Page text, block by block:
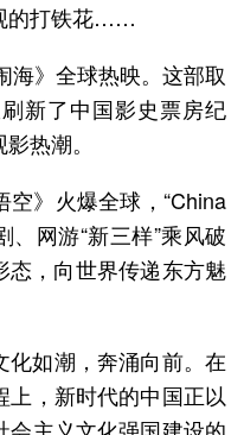
的打铁花……
海》全球热映。这部取
新了中国影史票房纪
热潮。
》火爆全球，“China
、网游“新三样”乘风破
，向世界传递东方魅
如潮，奔涌向前。在
，新时代的中国正以